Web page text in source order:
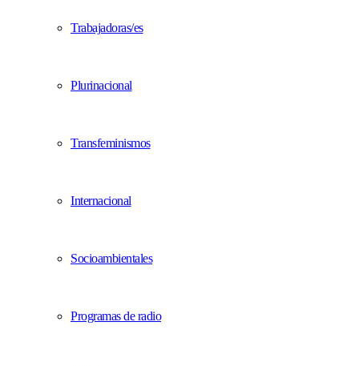
Trabajadoras/es
Plurinacional
Transfeminismos
Internacional
Socioambientales
Programas de radio